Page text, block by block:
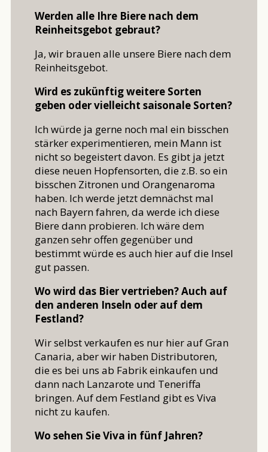
Werden alle Ihre Biere nach dem
Reinheitsgebot gebraut?
Ja, wir brauen alle unsere Biere nach dem
Reinheitsgebot.
Wird es zukünftig weitere Sorten
geben oder vielleicht saisonale Sorten?
Ich würde ja gerne noch mal ein bisschen
stärker experimentieren, mein Mann ist
nicht so begeistert davon. Es gibt ja jetzt
diese neuen Hopfensorten, die z.B. so ein
bisschen Zitronen und Orangenaroma
haben. Ich werde jetzt demnächst mal
nach Bayern fahren, da werde ich diese
Biere dann probieren. Ich wäre dem
ganzen sehr offen gegenüber und
bestimmt würde es auch hier auf die Insel
gut passen.
Wo wird das Bier vertrieben? Auch auf
den anderen Inseln oder auf dem
Festland?
Wir selbst verkaufen es nur hier auf Gran
Canaria, aber wir haben Distributoren,
die es bei uns ab Fabrik einkaufen und
dann nach Lanzarote und Teneriffa
bringen. Auf dem Festland gibt es Viva
nicht zu kaufen.
Wo sehen Sie Viva in fünf Jahren?